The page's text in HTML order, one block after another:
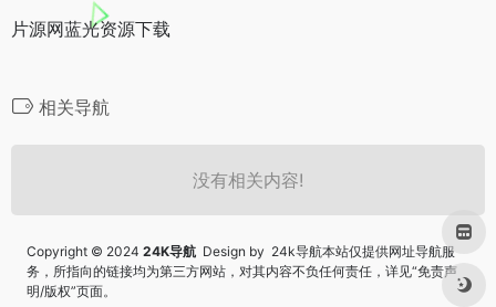
片源网蓝光资源下载
相关导航
没有相关内容!
Copyright © 2024 24K导航 Design by 24k导航本站仅提供网址导航服
务，所指向的链接均为第三方网站，对其内容不负任何责任，详见“免责声
明/版权”页面。